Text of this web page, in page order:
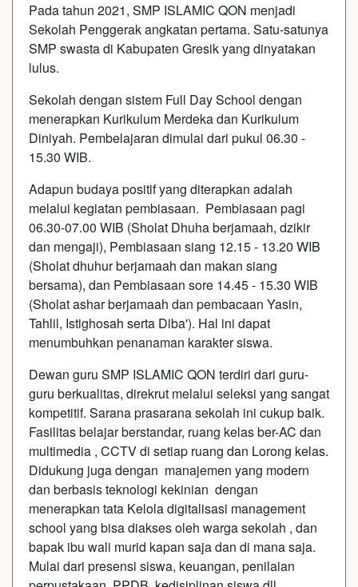
Pada tahun 2021, SMP ISLAMIC QON menjadi
Sekolah Penggerak angkatan pertama. Satu-satunya
SMP swasta di Kabupaten Gresik yang dinyatakan
lulus.
Sekolah dengan sistem Full Day School dengan
menerapkan Kurikulum Merdeka dan Kurikulum
Diniyah. Pembelajaran dimulai dari pukul 06.30 -
15.30 WIB.
Adapun budaya positif yang diterapkan adalah
melalui kegiatan pembiasaan. Pembiasaan pagi
06.30-07.00 WIB (Sholat Dhuha berjamaah, dzikir
dan mengaji), Pembiasaan siang 12.15 - 13.20 WIB
(Sholat dhuhur berjamaah dan makan siang
bersama), dan Pembiasaan sore 14.45 - 15.30 WIB
(Sholat ashar berjamaah dan pembacaan Yasin,
Tahlil, Istighosah serta Diba'). Hal ini dapat
menumbuhkan penanaman karakter siswa.
Dewan guru SMP ISLAMIC QON terdiri dari guru-
guru berkualitas, direkrut melalui seleksi yang sangat
kompetitif. Sarana prasarana sekolah ini cukup baik.
Fasilitas belajar berstandar, ruang kelas ber-AC dan
multimedia , CCTV di setiap ruang dan Lorong kelas.
Didukung juga dengan manajemen yang modern
dan berbasis teknologi kekinian dengan
menerapkan tata Kelola digitalisasi management
school yang bisa diakses oleh warga sekolah , dan
bapak ibu wali murid kapan saja dan di mana saja.
Mulai dari presensi siswa, keuangan, penilaian